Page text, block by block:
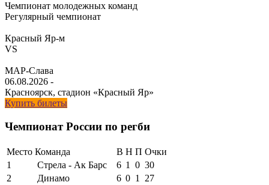
Чемпионат молодежных команд
Регулярный чемпионат
Красный Яр-м
VS
МАР-Слава
06.08.2026 -
Красноярск, стадион «Красный Яр»
Купить билеты
Чемпионат России по регби
Место Команда В Н П Очки
1
Стрела - Ак Барс 6 1 0 30
2
Динамо 6 0 1
27